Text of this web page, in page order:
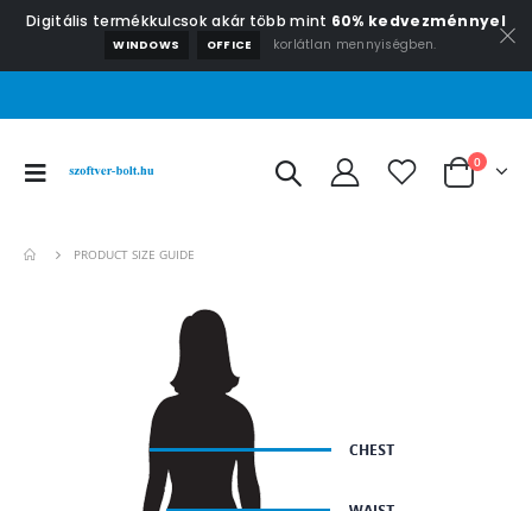
Digitális termékkulcsok akár több mint 60% kedvezménnyel
WINDOWS OFFICE korlátlan mennyiségben.
0
PRODUCT SIZE GUIDE